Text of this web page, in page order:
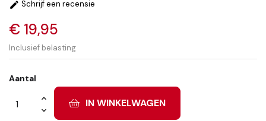
 Schrijf een recensie
€ 19,95
Inclusief belasting
Aantal
IN WINKELWAGEN